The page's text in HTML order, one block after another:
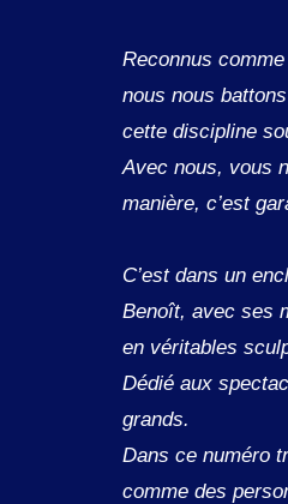
Reconnus
nous nous
cette discipline
Avec nous, vous
manière, c’est
C’est dans un
Benoît, avec ses
en véritables
Dédié aux
grands.
Dans ce numéro
comme des